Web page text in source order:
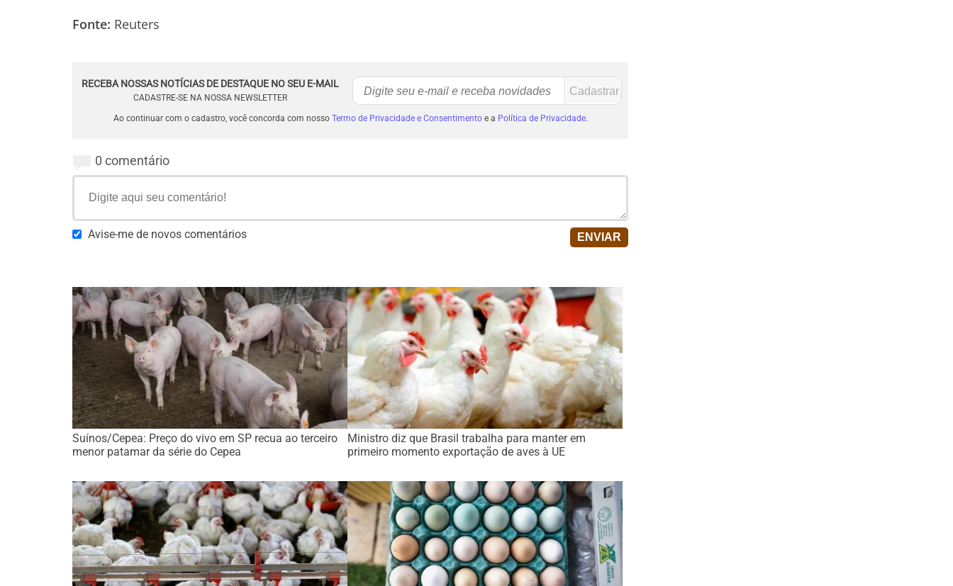
Fonte: Reuters
RECEBA NOSSAS NOTÍCIAS DE DESTAQUE NO SEU E-MAIL
CADASTRE-SE NA NOSSA NEWSLETTER
Ao continuar com o cadastro, você concorda com nosso Termo de Privacidade e Consentimentoe a Política de Privacidade.
0 comentário
Avise-me de novos comentários
Suínos/Cepea: Preço do vivo em SP recua ao terceiro
menor patamar da série do Cepea
Ministro diz que Brasil trabalha para manter em
primeiro momento exportação de aves à UE